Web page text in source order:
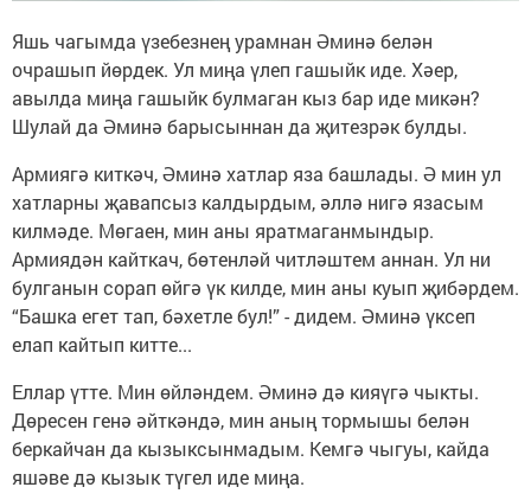
Яшь чагымда үзебезнең урамнан Әминә белән
очрашып йөрдек. Ул миңа үлеп гашыйк иде. Хәер,
авылда миңа гашыйк булмаган кыз бар иде микән?
Шулай да Әминә барысыннан да җитезрәк булды.
Армиягә киткәч, Әминә хатлар яза башлады. Ә мин ул
хатларны җавапсыз калдырдым, әллә нигә язасым
килмәде. Мөгаен, мин аны яратмаганмындыр.
Армиядән кайткач, бөтенләй читләштем аннан. Ул ни
булганын сорап өйгә үк килде, мин аны куып җибәрдем.
“Башка егет тап, бәхетле бул!” - дидем. Әминә үксеп
елап кайтып китте...
Еллар үтте. Мин өйләндем. Әминә дә кияүгә чыкты.
Дөресен генә әйткәндә, мин аның тормышы белән
беркайчан да кызыксынмадым. Кемгә чыгуы, кайда
яшәве дә кызык түгел иде миңа.